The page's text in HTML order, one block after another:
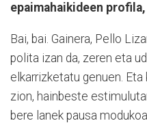
epaimahaikideen
Bai, bai. Gainera, Pello
polita izan da, zeren eta
elkarrizketatu genuen.
zion, hainbeste
bere lanek pausa